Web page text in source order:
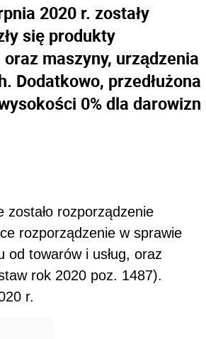
2020 r. zostały
się produkty
maszyny, urządzenia
Dodatkowo, przedłużona
0% dla darowizn
rozporządzenie
rozporządzenie w sprawie
od towarów i usług, oraz
rok 2020 poz. 1487).
r.